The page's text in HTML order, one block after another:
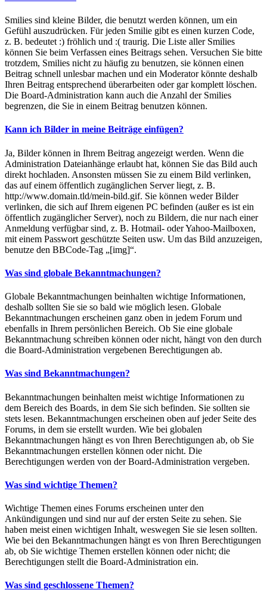
Smilies sind kleine Bilder, die benutzt werden können, um ein
Gefühl auszudrücken. Für jeden Smilie gibt es einen kurzen Code,
z. B. bedeutet :) fröhlich und :( traurig. Die Liste aller Smilies
können Sie beim Verfassen eines Beitrags sehen. Versuchen Sie bitte
trotzdem, Smilies nicht zu häufig zu benutzen, sie können einen
Beitrag schnell unlesbar machen und ein Moderator könnte deshalb
Ihren Beitrag entsprechend überarbeiten oder gar komplett löschen.
Die Board-Administration kann auch die Anzahl der Smilies
begrenzen, die Sie in einem Beitrag benutzen können.
Kann ich Bilder in meine Beiträge einfügen?
Ja, Bilder können in Ihrem Beitrag angezeigt werden. Wenn die
Administration Dateianhänge erlaubt hat, können Sie das Bild auch
direkt hochladen. Ansonsten müssen Sie zu einem Bild verlinken,
das auf einem öffentlich zugänglichen Server liegt, z. B.
http://www.domain.tld/mein-bild.gif. Sie können weder Bilder
verlinken, die sich auf Ihrem eigenen PC befinden (außer es ist ein
öffentlich zugänglicher Server), noch zu Bildern, die nur nach einer
Anmeldung verfügbar sind, z. B. Hotmail- oder Yahoo-Mailboxen,
mit einem Passwort geschützte Seiten usw. Um das Bild anzuzeigen,
benutze den BBCode-Tag „[img]“.
Was sind globale Bekanntmachungen?
Globale Bekanntmachungen beinhalten wichtige Informationen,
deshalb sollten Sie sie so bald wie möglich lesen. Globale
Bekanntmachungen erscheinen ganz oben in jedem Forum und
ebenfalls in Ihrem persönlichen Bereich. Ob Sie eine globale
Bekanntmachung schreiben können oder nicht, hängt von den durch
die Board-Administration vergebenen Berechtigungen ab.
Was sind Bekanntmachungen?
Bekanntmachungen beinhalten meist wichtige Informationen zu
dem Bereich des Boards, in dem Sie sich befinden. Sie sollten sie
stets lesen. Bekanntmachungen erscheinen oben auf jeder Seite des
Forums, in dem sie erstellt wurden. Wie bei globalen
Bekanntmachungen hängt es von Ihren Berechtigungen ab, ob Sie
Bekanntmachungen erstellen können oder nicht. Die
Berechtigungen werden von der Board-Administration vergeben.
Was sind wichtige Themen?
Wichtige Themen eines Forums erscheinen unter den
Ankündigungen und sind nur auf der ersten Seite zu sehen. Sie
haben meist einen wichtigen Inhalt, weswegen Sie sie lesen sollten.
Wie bei den Bekanntmachungen hängt es von Ihren Berechtigungen
ab, ob Sie wichtige Themen erstellen können oder nicht; die
Berechtigungen stellt die Board-Administration ein.
Was sind geschlossene Themen?